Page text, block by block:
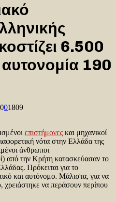
6.500
αυτονομία 190
01809
επιστήμονες και μηχανικοί
νότα στην Ελλάδα της
άνθρωποι
από την Κρήτη κατασκεύασαν το
Πρόκειται για το
και αυτόνομο. Μάλιστα, για να
να περάσουν περίπου